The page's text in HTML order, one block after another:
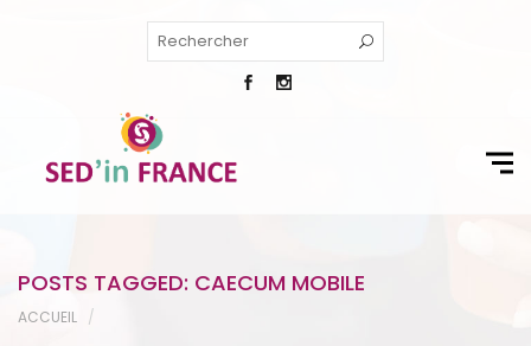
POSTS TAGGED: CAECUM MOBILE
ACCUEIL